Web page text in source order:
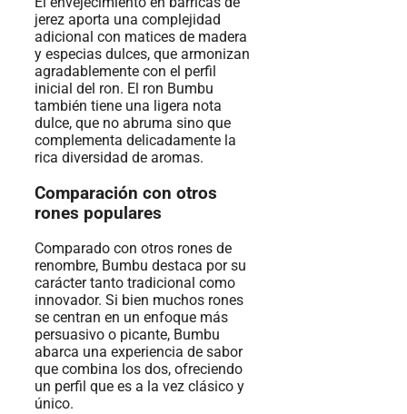
jerez aporta una complejidad
adicional con matices de madera
y especias dulces, que armonizan
agradablemente con el perfil
inicial del ron. El ron Bumbu
también tiene una ligera nota
dulce, que no abruma sino que
complementa delicadamente la
rica diversidad de aromas.
Comparación con otros
rones populares
Comparado con otros rones de
renombre, Bumbu destaca por su
carácter tanto tradicional como
innovador. Si bien muchos rones
se centran en un enfoque más
persuasivo o picante, Bumbu
abarca una experiencia de sabor
que combina los dos, ofreciendo
un perfil que es a la vez clásico y
único.